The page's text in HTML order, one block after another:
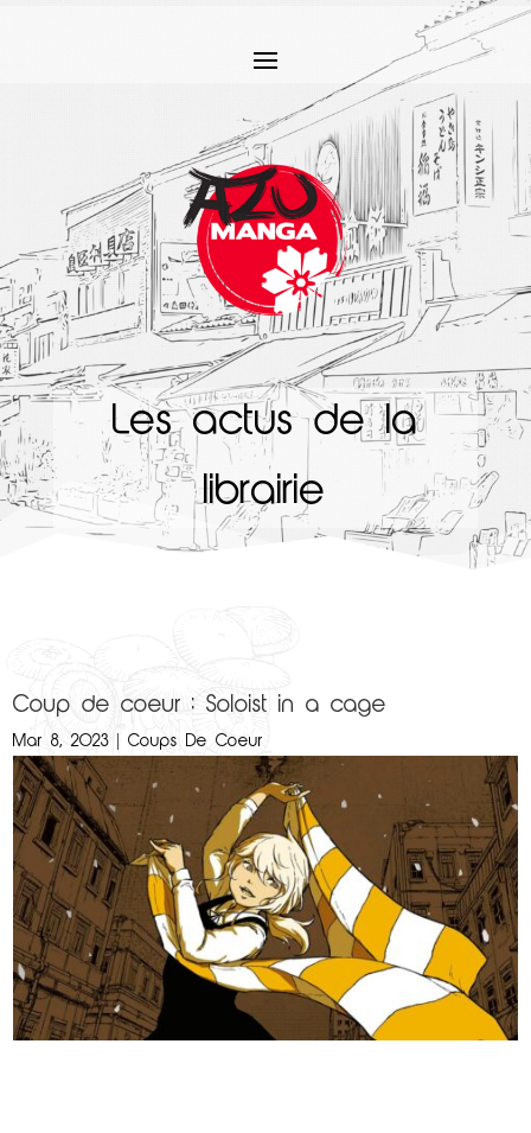
Les actus de la
librairie
Coup de coeur : Soloist in a cage
Mar 8, 2023 |Coups De Coeur